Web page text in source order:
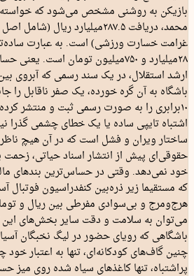
بازیکن به روشنی مشخص می‌شود که خواسته
محمد، دریافت ۲۸۷.۵‌میلیارد
غرامت خسارت ورزشی) است. به عبارت
۲۸‌میلیارد و ۷۵۰‌میلیون تومان است.
ارشد استقلال، در یک سند رسمی که آبروی
باشگاه به آن گره خورده، یک صفر ناقابل را
۱۰‌برابری را به صورت رسمی ثبت و منتشر
اشتباه تایپی ساده یا یک خطای چشمی گذرا
ساختار ویران و فشل است که در آن هیچ
حقوقی‌ای پیش از انتشار اسناد حیاتی، زحمت
خود نمی‌دهد. وقتی در حساس‌ترین بندهای
هرج‌ومرج و بی‌سوادی مفرطی بین ریال و
می‌توان به سلامت و دقت سایر بخش‌های این
باشگاهی که رویای حضور در لیگ نخبگان آسیا
چنین گاف‌های کودکانه‌ای، تنها به اعتبار
پراشتباه، تنها کاغذهای سیاه شده روی میز